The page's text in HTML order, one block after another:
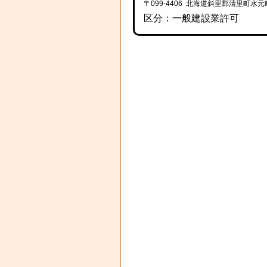
〒099-4406 北海道斜里郡清里町水元
区分：一般建設業許可